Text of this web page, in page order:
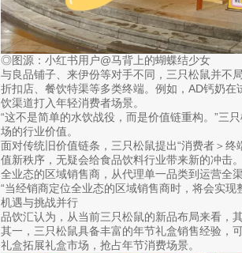
◎图源：小红书用户@马背上的蝴蝶结少女
与良品铺子、来伊份等对手不同，三只松鼠并不
折扣店、餐饮特渠等多类终端。例如，AD钙奶
饮渠道打入年轻消费者场景。
“这不是简单的水饮战役，而是价值链重构。”三
场的行业价值。
面对传统旧价值链条，三只松鼠提出“消费者＞
值新秩序，无疑会给食品饮料行业带来新的冲击
全业态的区域销售商，从代理单一品类到运营全
“当经销商定位全业态的区域销售商时，将会实现
机遇与挑战并行
品饮汇认为，从当前三只松鼠的新品布局来看，
其一，三只松鼠具备丰富的年节礼盒销售经验，
礼盒拓展礼盒市场，抢占年节消费场景。